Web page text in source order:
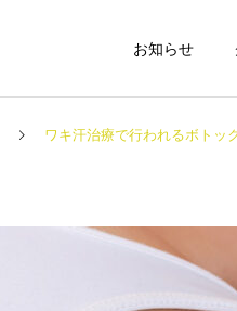
お知らせ
子どもミラドラ
ワキ汗治療で行われるボトッ